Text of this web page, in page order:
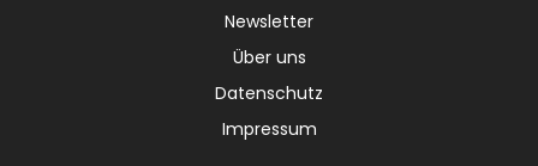
Newsletter
Über uns
Datenschutz
Impressum